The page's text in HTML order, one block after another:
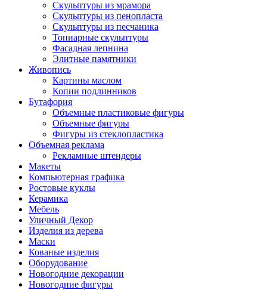
Скульптуры из мрамора
Скульптуры из пенопласта
Скульптуры из песчаника
Топиарные скульптуры
Фасадная лепнина
Элитные памятники
Живопись
Картины маслом
Копии подлинников
Бутафория
Объемные пластиковые фигуры
Объемные фигуры
Фигуры из стеклопластика
Объемная реклама
Рекламные штендеры
Макеты
Компьютерная графика
Ростовые куклы
Керамика
Мебель
Уличный Декор
Изделия из дерева
Маски
Кованые изделия
Оборудование
Новогодние декорации
Новогодние фигуры